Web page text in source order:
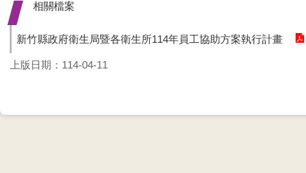
相關檔案
新竹縣政府衛生局暨各衛生所114年員工協助方案執行計畫
上版日期：114-04-11